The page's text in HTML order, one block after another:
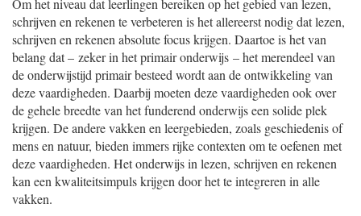
Om het niveau dat leerlingen bereiken op het gebied van lezen,
schrijven en rekenen te verbeteren is het allereerst nodig dat lezen,
schrijven en rekenen absolute focus krijgen. Daartoe is het van
belang dat – zeker in het primair onderwijs – het merendeel van
de onderwijstijd primair besteed wordt aan de ontwikkeling van
deze vaardigheden. Daarbij moeten deze vaardigheden ook over
de gehele breedte van het funderend onderwijs een solide plek
krijgen. De andere vakken en leergebieden, zoals geschiedenis of
mens en natuur, bieden immers rijke contexten om te oefenen met
deze vaardigheden. Het onderwijs in lezen, schrijven en rekenen
kan een kwaliteitsimpuls krijgen door het te integreren in alle
vakken.